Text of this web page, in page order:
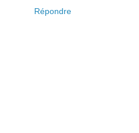
Répondre